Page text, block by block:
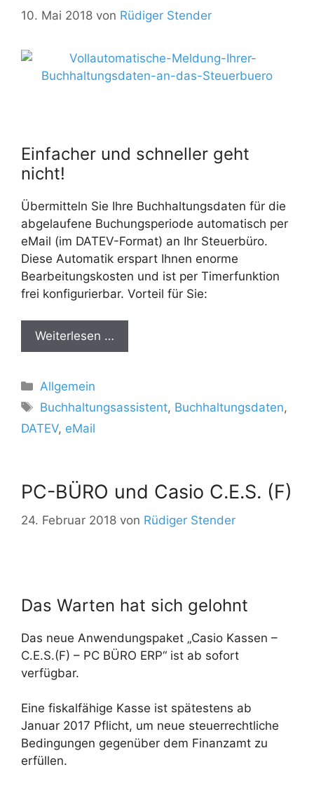
10. Mai 2018 von Rüdiger Stender
Einfacher und schneller geht
nicht!
Übermitteln Sie Ihre Buchhaltungsdaten für die
abgelaufene Buchungsperiode automatisch per
eMail (im DATEV-Format) an Ihr Steuerbüro.
Diese Automatik erspart Ihnen enorme
Bearbeitungskosten und ist per Timerfunktion
frei konfigurierbar. Vorteil für Sie:
Weiterlesen …
Kategorien
Allgemein
Schlagwörter
Buchhaltungsassistent, Buchhaltungsdaten,
DATEV, eMail
PC-BÜRO und Casio C.E.S. (F)
24. Februar 2018 von Rüdiger Stender
Das Warten hat sich gelohnt
Das neue Anwendungspaket „Casio Kassen –
C.E.S.(F) – PC BÜRO ERP“ ist ab sofort
verfügbar.
Eine fiskalfähige Kasse ist spätestens ab
Januar 2017 Pflicht, um neue steuerrechtliche
Bedingungen gegenüber dem Finanzamt zu
erfüllen.